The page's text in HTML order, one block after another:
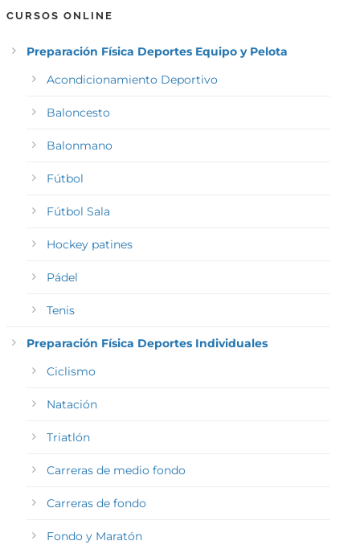
CURSOS ONLINE
Preparación Física Deportes Equipo y Pelota
Acondicionamiento Deportivo
Baloncesto
Balonmano
Fútbol
Fútbol Sala
Hockey patines
Pádel
Tenis
Preparación Física Deportes Individuales
Ciclismo
Natación
Triatlón
Carreras de medio fondo
Carreras de fondo
Fondo y Maratón